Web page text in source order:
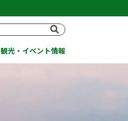
観光・イベント情報